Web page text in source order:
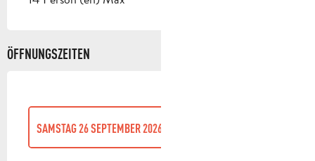
ÖFFNUNGSZEITEN
SAMSTAG 26 SEPTEMBER 2026